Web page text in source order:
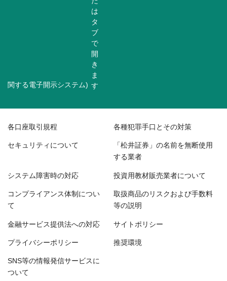
関する電子開示システム)
各口座取引規程 各種犯罪手口とその対策
セキュリティについて 「松井証券」の名前を無断使用
する業者
システム障害時の対応 投資用教材販売業者について
コンプライアンス体制につい
て
取扱商品のリスクおよび手数料
等の説明
金融サービス提供法への対応 サイトポリシー
プライバシーポリシー 推奨環境
SNS等の情報発信サービスに
ついて